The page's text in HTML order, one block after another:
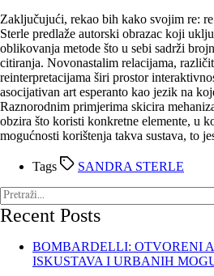
Zaključujući, rekao bih kako svojim re:
Sterle predlaže autorski obrazac koji
oblikovanja metode što u sebi sadrži
citiranja. Novonastalim relacijama,
reinterpretacijama širi prostor
asocijativan art esperanto kao jezik na
Raznorodnim primjerima skicira
obzira što koristi konkretne elemente, u
mogućnosti korištenja takva sustava, to
Tags SANDRA STERLE
Recent Posts
BOMBARDELLI: OTVORENI
ISKUSTAVA I URBANIH